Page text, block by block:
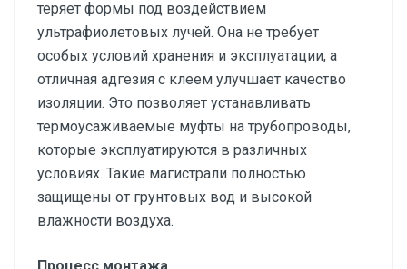
теряет формы под воздействием
ультрафиолетовых лучей. Она не требует
особых условий хранения и эксплуатации, а
отличная адгезия с клеем улучшает качество
изоляции. Это позволяет устанавливать
термоусаживаемые муфты на трубопроводы,
которые эксплуатируются в различных
условиях. Такие магистрали полностью
защищены от грунтовых вод и высокой
влажности воздуха.